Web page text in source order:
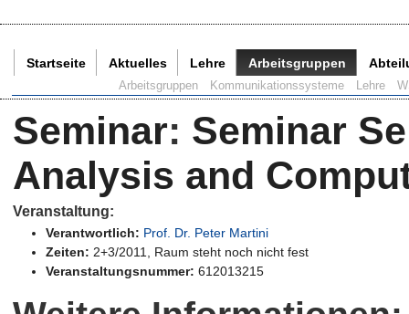
Startseite Aktuelles Lehre Arbeitsgruppen
Arbeitsgruppen Kommunikationssysteme Lehre
Seminar: Seminar
Analysis and
Veranstaltung:
Verantwortlich: Prof. Dr. Peter Martini
Zeiten: 2+3/2011, Raum steht noch nicht fest
Veranstaltungsnummer: 612013215